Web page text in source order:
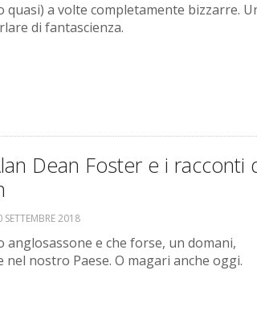
quasi) a volte completamente bizzarre.
di fantascienza.
Dean Foster e i racconti
2018
anglosassone e che forse, un domani,
nostro Paese. O magari anche oggi.